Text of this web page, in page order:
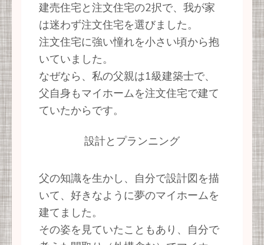
建売住宅と注文住宅の2択で、我が家
は迷わず注文住宅を選びました。
注文住宅に強い憧れを小さい頃から抱
いていました。
なぜなら、私の父親は1級建築士で、
父自身もマイホームを注文住宅で建て
ていたからです。
設計とプランニング
父の知識を生かし、自分で設計図を描
いて、好きなように夢のマイホームを
建てました。
その姿を見ていたこともあり、自分で